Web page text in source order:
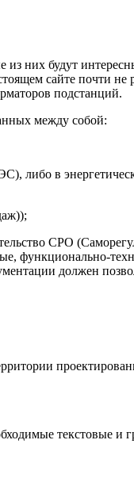
них будут
сайте почти не
подстанций.
между собой:
либо в
СРО
функционально-
должен
текстовые